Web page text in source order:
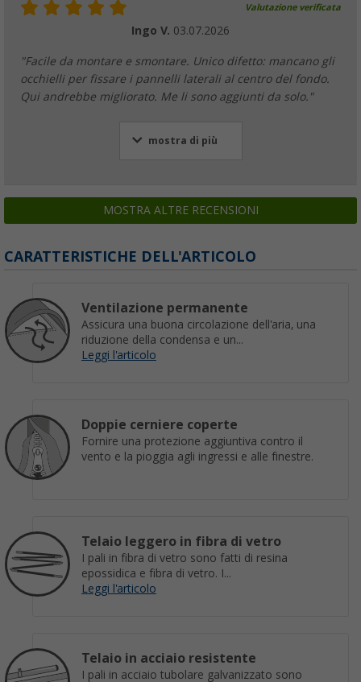
Valutazione verificata
Ingo V. 03.07.2026
"Facile da montare e smontare. Unico difetto: mancano gli
occhielli per fissare i pannelli laterali al centro del fondo.
Qui andrebbe migliorato. Me li sono aggiunti da solo."
mostra di più
MOSTRA ALTRE RECENSIONI
CARATTERISTICHE DELL'ARTICOLO
Ventilazione permanente
Assicura una buona circolazione dell'aria, una
riduzione della condensa e un...
Leggi l'articolo
Doppie cerniere coperte
Fornire una protezione aggiuntiva contro il
vento e la pioggia agli ingressi e alle finestre.
Telaio leggero in fibra di vetro
I pali in fibra di vetro sono fatti di resina
epossidica e fibra di vetro. I...
Leggi l'articolo
Telaio in acciaio resistente
I pali in acciaio tubolare galvanizzato sono